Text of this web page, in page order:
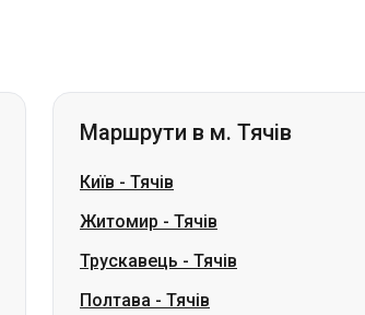
Маршрути в м. Тячів
Київ - Тячів
Житомир - Тячів
Трускавець - Тячів
Полтава - Тячів